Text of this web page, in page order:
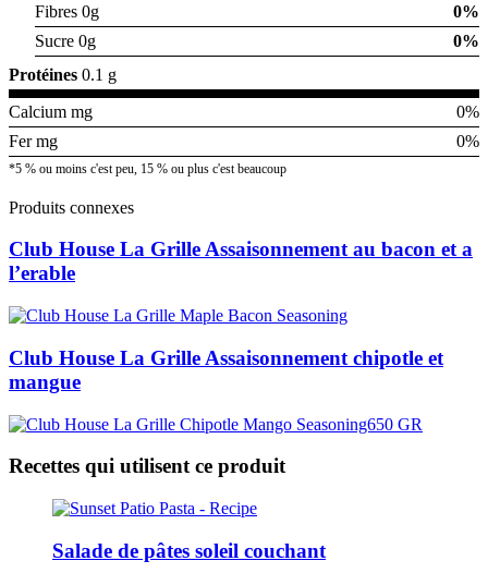
Fibres 0g
0%
Sucre 0g
0%
Protéines 0.1 g
Calcium mg
0%
Fer mg
0%
*5 % ou moins c'est peu, 15 % ou plus c'est beaucoup
Produits connexes
Club House La Grille Assaisonnement au bacon et a
l’erable
Club House La Grille Assaisonnement chipotle et
mangue
Recettes qui utilisent ce produit
Salade de pâtes soleil couchant